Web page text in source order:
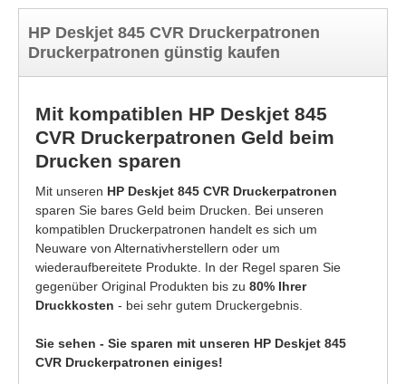
HP Deskjet 845 CVR Druckerpatronen
Druckerpatronen günstig kaufen
Mit kompatiblen HP Deskjet 845
CVR Druckerpatronen Geld beim
Drucken sparen
Mit unseren HP Deskjet 845 CVR Druckerpatronen
sparen Sie bares Geld beim Drucken. Bei unseren
kompatiblen Druckerpatronen handelt es sich um
Neuware von Alternativherstellern oder um
wiederaufbereitete Produkte. In der Regel sparen Sie
gegenüber Original Produkten bis zu 80% Ihrer
Druckkosten - bei sehr gutem Druckergebnis.
Sie sehen - Sie sparen mit unseren HP Deskjet 845
CVR Druckerpatronen einiges!